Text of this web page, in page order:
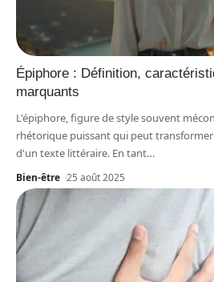
Épiphore : Définition,
marquants
L'épiphore, figure de style souvent
rhétorique puissant qui peut
d'un texte littéraire. En tant…
Bien-être 25 août 2025